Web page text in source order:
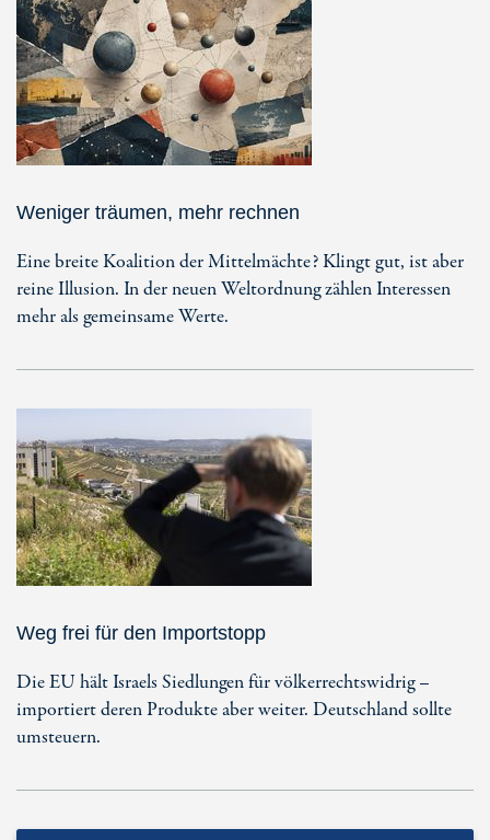
Weniger träumen, mehr rechnen
Eine breite Koalition der Mittelmächte? Klingt gut, ist aber
reine Illusion. In der neuen Weltordnung zählen Interessen
mehr als gemeinsame Werte.
Weg frei für den Importstopp
Die EU hält Israels Siedlungen für völkerrechtswidrig –
importiert deren Produkte aber weiter. Deutschland sollte
umsteuern.